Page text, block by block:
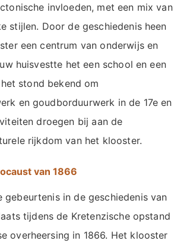
invloeden, met een mix van
stijlen. Door de geschiedenis heen
een centrum van onderwijs en
huisvestte het een school en een
stond bekend om
en goudborduurwerk in de 17e en
droegen bij aan de
rijkdom van het klooster.
van 1866
gebeurtenis in de geschiedenis van
tijdens de Kretenzische opstand
overheersing in 1866. Het klooster